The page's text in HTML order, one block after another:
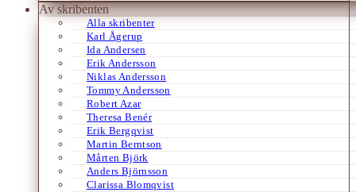
Av skribenten
Alla skribenter
Karl Ågerup
Ida Andersen
Erik Andersson
Niklas Andersson
Tommy Andersson
Robert Azar
Theresa Benér
Erik Bergqvist
Martin Berntson
Mårten Björk
Anders Björnsson
Clarissa Blomqvist